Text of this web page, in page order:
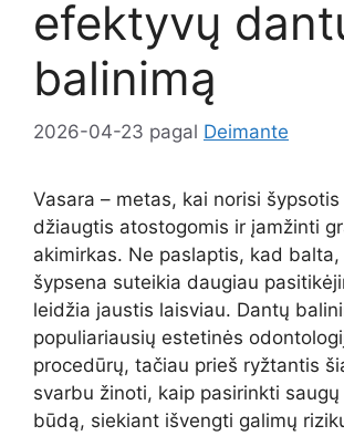
efektyvų
balinimą
2026-04-23 pagal Deimante
Vasara – metas, kai norisi šypsotis
džiaugtis atostogomis ir įamžinti
akimirkas. Ne paslaptis, kad balta,
šypsena suteikia daugiau
leidžia jaustis laisviau. Dantų
populiariausių estetinės
procedūrų, tačiau prieš ryžtantis
svarbu žinoti, kaip pasirinkti
būdą, siekiant išvengti galimų